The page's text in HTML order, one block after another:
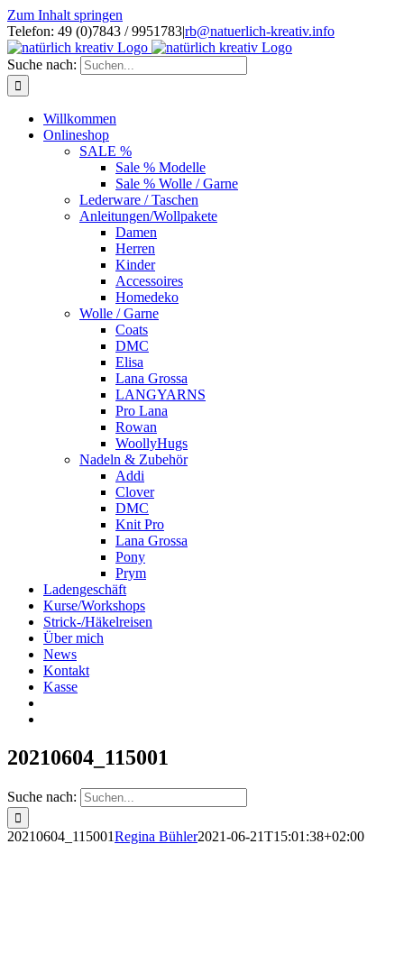
Zum Inhalt springen
Telefon: 49 (0)7843 / 9951783|rb@natuerlich-kreativ.info
Suche nach:
Willkommen
Onlineshop
SALE %
Sale % Modelle
Sale % Wolle / Garne
Lederware / Taschen
Anleitungen/Wollpakete
Damen
Herren
Kinder
Accessoires
Homedeko
Wolle / Garne
Coats
DMC
Elisa
Lana Grossa
LANGYARNS
Pro Lana
Rowan
WoollyHugs
Nadeln & Zubehör
Addi
Clover
DMC
Knit Pro
Lana Grossa
Pony
Prym
Ladengeschäft
Kurse/Workshops
Strick-/Häkelreisen
Über mich
News
Kontakt
Kasse
20210604_115001
Suche nach:
20210604_115001Regina Bühler2021-06-21T15:01:38+02:00